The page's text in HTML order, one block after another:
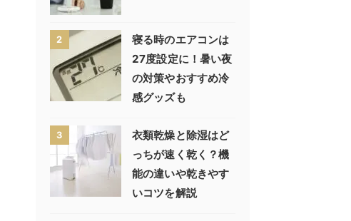
2
寝る時のエアコンは
27度設定に！暑い夜
の対策やおすすめ冷
感グッズも
3
衣類乾燥と除湿はど
っちが速く乾く？機
能の違いや乾きやす
いコツを解説